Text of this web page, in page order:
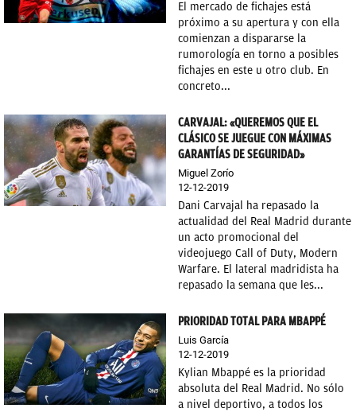
El mercado de fichajes está
próximo a su apertura y con ella
comienzan a dispararse la
rumorología en torno a posibles
fichajes en este u otro club. En
concreto...
CARVAJAL: «QUEREMOS QUE EL
CLÁSICO SE JUEGUE CON MÁXIMAS
GARANTÍAS DE SEGURIDAD»
Miguel Zorío
12-12-2019
Dani Carvajal ha repasado la
actualidad del Real Madrid durante
un acto promocional del
videojuego Call of Duty, Modern
Warfare. El lateral madridista ha
repasado la semana que les...
PRIORIDAD TOTAL PARA MBAPPÉ
Luis García
12-12-2019
Kylian Mbappé es la prioridad
absoluta del Real Madrid. No sólo
a nivel deportivo, a todos los